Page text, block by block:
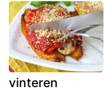
vinteren